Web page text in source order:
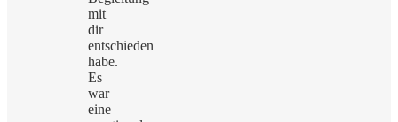
mit
dir
entschieden
habe.
Es
war
eine